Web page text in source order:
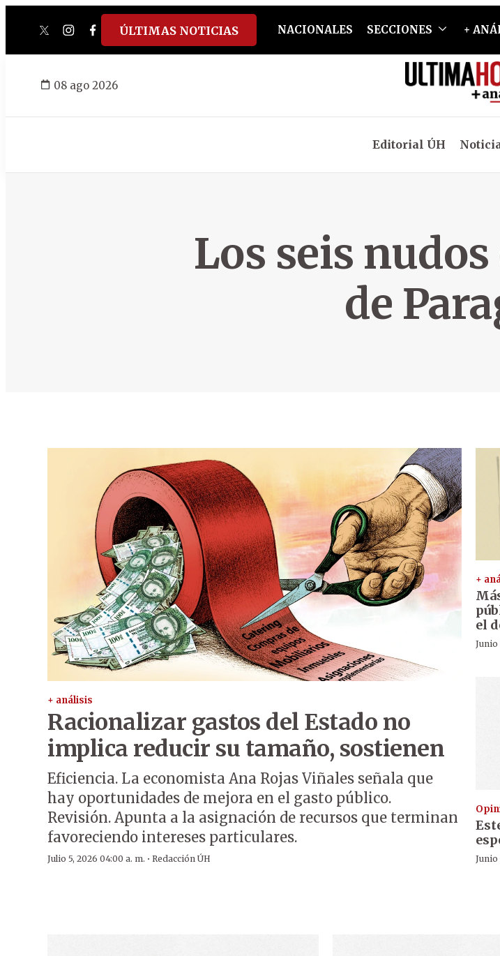
twitterinstagram
facebook
tiktokyoutube
spotify
ÚLTIMAS NOTICIAS NACIONALES SECCIONES +
08 ago 2026
Editorial ÚH
Los seis
de
+ análisis
Racionalizar gastos del Estado no
implica reducir su tamaño, sostienen
Eficiencia. La economista Ana Rojas Viñales señala que
hay oportunidades de mejora en el gasto público.
Revisión. Apunta a la asignación de recursos que terminan
favoreciendo intereses particulares.
Julio 5, 2026 04:00 a. m. · Redacción ÚH
+
el
Junio
Junio